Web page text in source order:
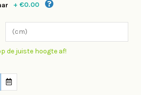
+ €0.00
de juiste hoogte af!